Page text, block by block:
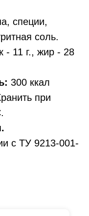
специи,
соль.
- 11 г., жир - 28
300 ккал
при
с ТУ 9213-001-